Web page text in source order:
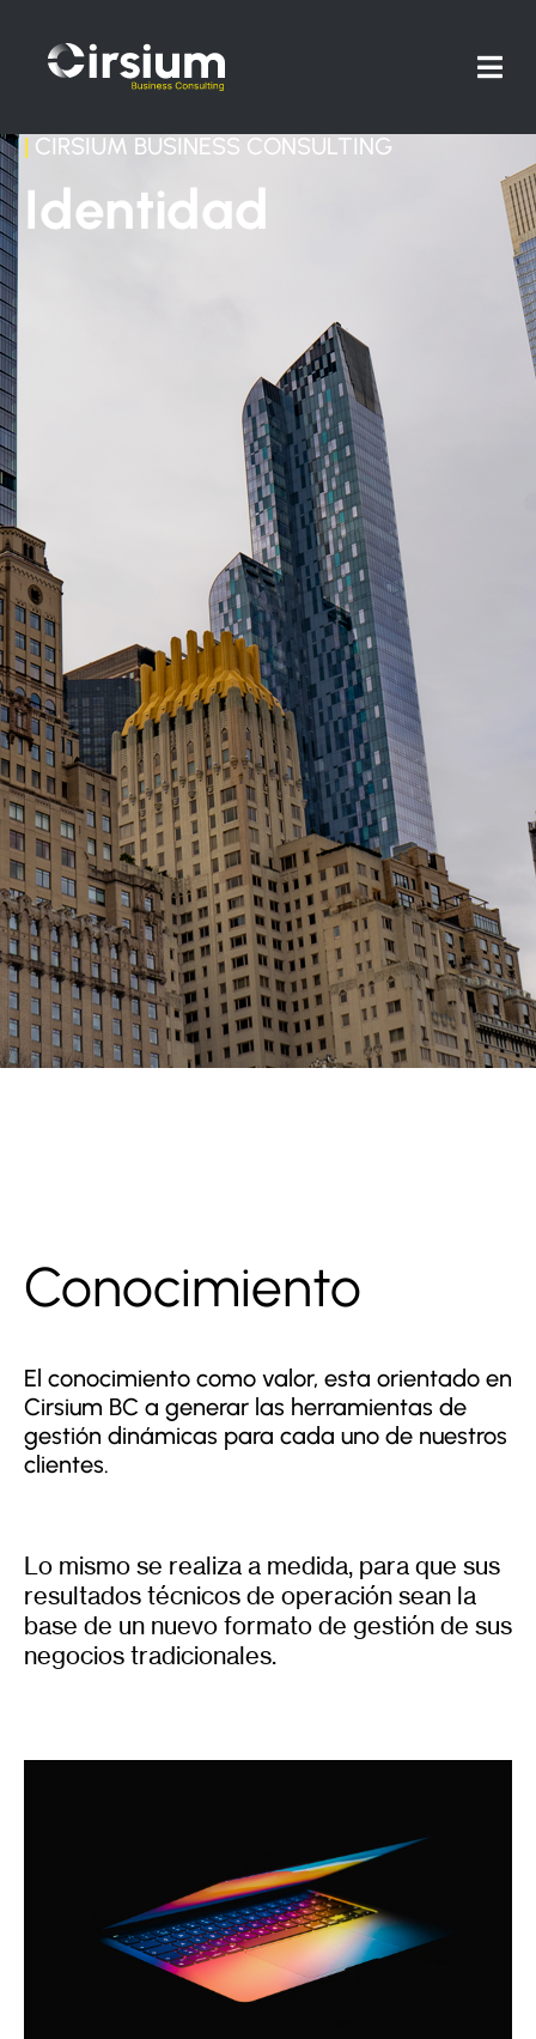
| CIRSIUM BUSINESS CONSULTING
Identidad
Conocimiento
El conocimiento como valor, esta orientado en
Cirsium BC a generar las herramientas de
gestión dinámicas para cada uno de nuestros
clientes.
Lo mismo se realiza a medida, para que sus
resultados técnicos de operación sean la
base de un nuevo formato de gestión de sus
negocios tradicionales.